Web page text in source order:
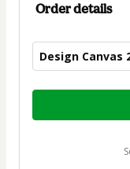
Order details
Design Canvas
Total